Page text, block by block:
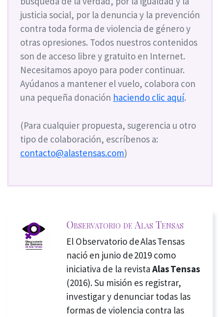
justicia social, por la denuncia y la prevención
contra toda forma de violencia de género y
otras opresiones. Todos nuestros contenidos
son de acceso libre y gratuito en Internet.
Necesitamos apoyo para poder continuar.
Ayúdanos a mantener el vuelo, colabora con
una pequeña donación haciendo clic aquí.
(Para cualquier propuesta, sugerencia u otro
tipo de colaboración, escríbenos a:
contacto@alastensas.com)
Observatorio de Alas Tensas
El Observatorio de Alas Tensas
nació en junio de 2019 como
iniciativa de la revista Alas Tensas
(2016). Su misión es registrar,
investigar y denunciar todas las
formas de violencia contra las